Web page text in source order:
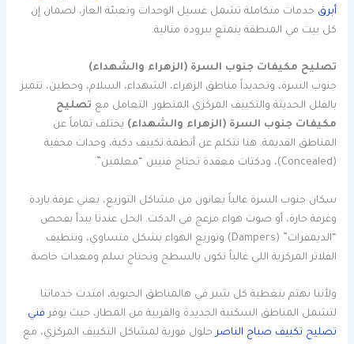
أبرق خدمات متكاملة تشمل غسيل الوحدات وتعبئة الغاز، لضمان إن
كل بيت في المنطقة يتمتع ببرودة مثالية.
تصليح مكيفات جنوب السرة (الزهراء والشهداء)
جنوب السرة، وتحديداً مناطق الزهراء، الشهداء، السلام، وحطين، تتميز
بالفلل الحديثة والتكييف المركزي المتطور. التعامل مع تصليح
مكيفات جنوب السرة (الزهراء والشهداء) يختلف تماماً عن
المناطق القديمة. هنا نتكلم عن أنظمة تكييف ذكية، وحدات مخفية
(Concealed)، ودكتات معقدة تحتاج فنيين “معلمين”.
سكان جنوب السرة غالباً يعانون من مشاكل التوزيع، يعني غرفة باردة
وغرفة حارة، أو صوت هواء مزعج في الدكت. الحل عندنا يبدأ بفحص
“الديمفرات” (Dampers) وتوزيع الهواء بشكل متساوي، وتنظيف
الفلاتر المركزية اللي غالباً تكون بالسطح وتحتاج سلم ومعدات خاصة.
ولأننا نهتم بتغطية كل شبر في هالمناطق الحيوية، امتدت خدماتنا
لتشمل المناطق السكنية الجديدة والقريبة من المطار، حيث يوفر فني
تصليح تكييف صباح الناصرحلول فورية لمشاكل التكييف المركزي، مع